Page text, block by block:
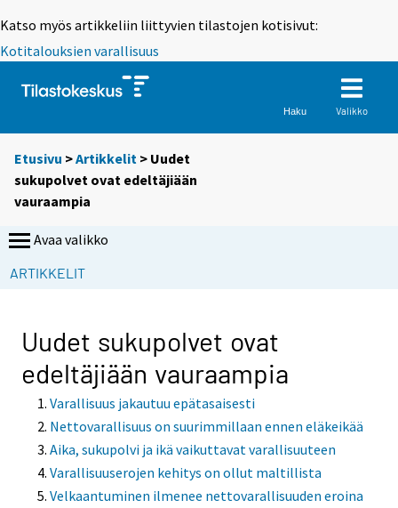
Katso myös artikkeliin liittyvien tilastojen kotisivut:
Kotitalouksien varallisuus
Haku Valikko
Etusivu >Artikkelit > Uudet
sukupolvet ovat edeltäjiään
vauraampia
Avaa valikko
ARTIKKELIT
Uudet sukupolvet ovat
edeltäjiään vauraampia
Varallisuus jakautuu epätasaisesti
Nettovarallisuus on suurimmillaan ennen eläkeikää
Aika, sukupolvi ja ikä vaikuttavat varallisuuteen
Varallisuuserojen kehitys on ollut maltillista
Velkaantuminen ilmenee nettovarallisuuden eroina